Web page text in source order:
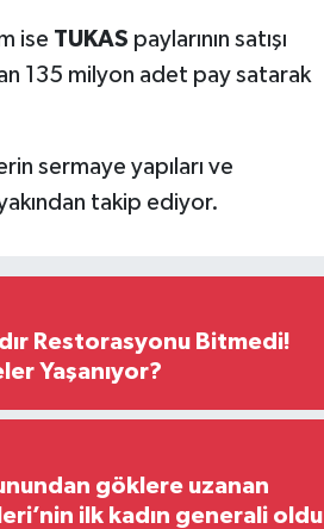
ise TUKAS paylarının satışı
135 milyon adet pay satarak
sermaye yapıları ve
takip ediyor.
Restorasyonu Bitmedi!
Yaşanıyor?
göklere uzanan
ilk kadın generali oldu